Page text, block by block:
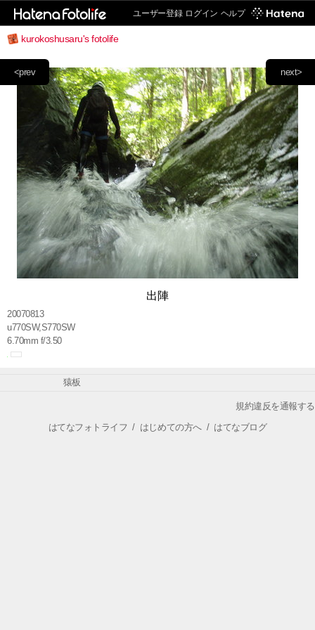
ユーザー登録 ログイン ヘルプ
kurokoshusaru's fotolife
next>
<prev
出陣
20070813
u770SW,S770SW
6.70mm f/3.50
猿板
規約違反を通報する
はてなフォトライフ / はじめての方へ/ はてなブログ